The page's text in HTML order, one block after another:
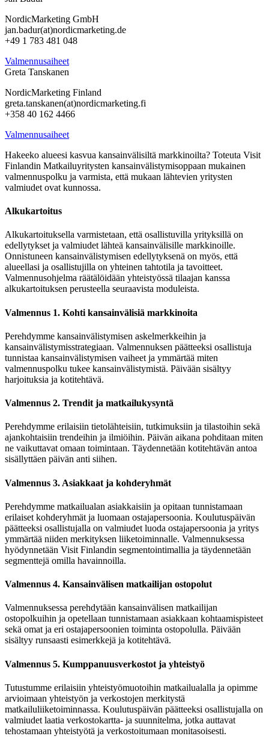
NordicMarketing GmbH
jan.badur(at)nordicmarketing.de
+49 1 783 481 048
Valmennusaiheet
Greta Tanskanen
NordicMarketing Finland
greta.tanskanen(at)nordicmarketing.fi
+358 40 162 4466
Valmennusaiheet
Hakeeko alueesi kasvua kansainvälisiltä markkinoilta? Toteuta Visit
Finlandin Matkailuyritysten kansainvälistymisoppaan mukainen
valmennuspolku ja varmista, että mukaan lähtevien yritysten
valmiudet ovat kunnossa.
Alkukartoitus
Alkukartoituksella varmistetaan, että osallistuvilla yrityksillä on
edellytykset ja valmiudet lähteä kansainvälisille markkinoille.
Onnistuneen kansainvälistymisen edellytyksenä on myös, että
alueellasi ja osallistujilla on yhteinen tahtotila ja tavoitteet.
Valmennusohjelma räätälöidään yhteistyössä tilaajan kanssa
alkukartoituksen perusteella seuraavista moduleista.
Valmennus 1. Kohti kansainvälisiä markkinoita
Perehdymme kansainvälistymisen askelmerkkeihin ja
kansainvälistymisstrategiaan. Valmennuksen päätteeksi osallistuja
tunnistaa kansainvälistymisen vaiheet ja ymmärtää miten
valmennuspolku tukee kansainvälistymistä. Päivään sisältyy
harjoituksia ja kotitehtävä.
Valmennus 2. Trendit ja matkailukysyntä
Perehdymme erilaisiin tietolähteisiin, tutkimuksiin ja tilastoihin sekä
ajankohtaisiin trendeihin ja ilmiöihin. Päivän aikana pohditaan miten
ne vaikuttavat omaan toimintaan. Täydennetään kotitehtävän antoa
sisällyttäen päivän anti siihen.
Valmennus 3. Asiakkaat ja kohderyhmät
Perehdymme matkailualan asiakkaisiin ja opitaan tunnistamaan
erilaiset kohderyhmät ja luomaan ostajapersoonia. Koulutuspäivän
päätteeksi osallistujalla on valmiudet luoda ostajapersoonia ja yritys
ymmärtää niiden merkityksen liiketoiminnalle. Valmennuksessa
hyödynnetään Visit Finlandin segmentointimallia ja täydennetään
segmenttejä omilla havainnoilla.
Valmennus 4. Kansainvälisen matkailijan ostopolut
Valmennuksessa perehdytään kansainvälisen matkailijan
ostopolkuihin ja opetellaan tunnistamaan asiakkaan kohtaamispisteet
sekä omat ja eri ostajapersoonien toiminta ostopolulla. Päivään
sisältyy runsaasti esimerkkejä ja kotitehtävä.
Valmennus 5. Kumppanuusverkostot ja yhteistyö
Tutustumme erilaisiin yhteistyömuotoihin matkailualalla ja opimme
arvioimaan yhteistyön ja verkostojen merkitystä
matkailuliiketoiminnassa. Koulutuspäivän päätteeksi osallistujalla on
valmiudet laatia verkostokartta- ja suunnitelma, jotka auttavat
tehostamaan yhteistyötä ja verkostoitumaan monitasoisesti.